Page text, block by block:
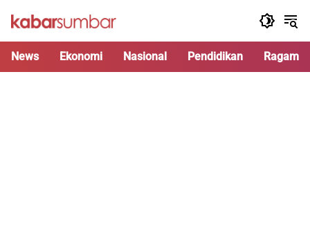
News Ekonomi Nasional Pendidikan Ragam